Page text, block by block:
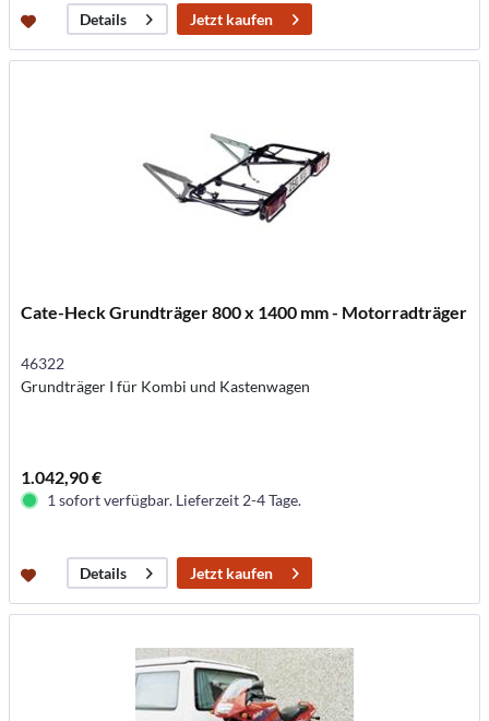
Details Jetzt kaufen
Cate-Heck Grundträger 800 x 1400 mm - Motorradträger
46322
Grundträger I für Kombi und Kastenwagen
1.042,90 €
1 sofort verfügbar. Lieferzeit 2-4 Tage.
Details Jetzt kaufen